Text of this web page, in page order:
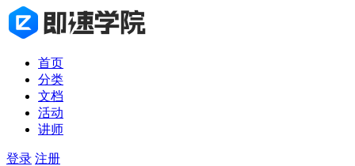
首页
分类
文档
活动
讲师
登录 注册